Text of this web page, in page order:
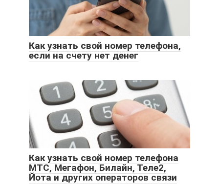
Как узнать свой номер телефона,
если на счету нет денег
Как узнать свой номер телефона
МТС, Мегафон, Билайн, Теле2,
Йота и других операторов связи